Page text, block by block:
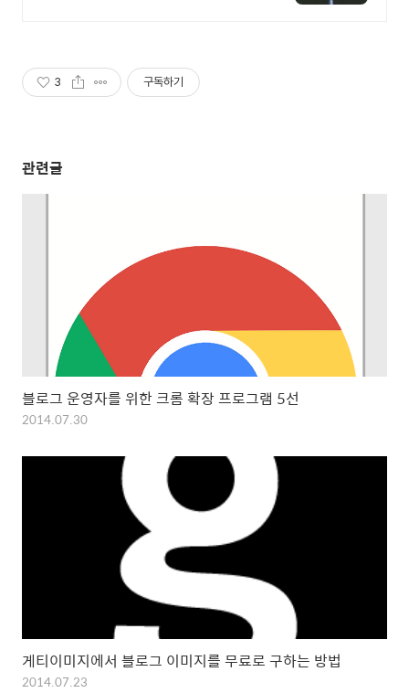
3 구독하기
관련글
블로그 운영자를 위한 크롬 확장 프로그램 5선
2014.07.30
게티이미지에서 블로그 이미지를 무료로 구하는 방법
2014.07.23